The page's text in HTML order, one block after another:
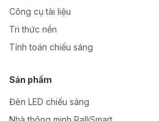
Công cụ tài liệu
Tri thức nền
Tính toán chiếu sáng
Sản phẩm
Đèn LED chiếu sáng